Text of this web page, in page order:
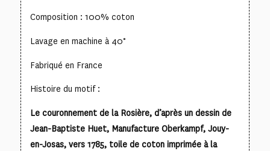
Composition : 100% coton
Lavage en machine à 40°
Fabriqué en France
Histoire du motif :
Le couronnement de la Rosière, d’après un dessin de
Jean-Baptiste Huet, Manufacture Oberkampf, Jouy-
en-Josas, vers 1785, toile de coton imprimée à la